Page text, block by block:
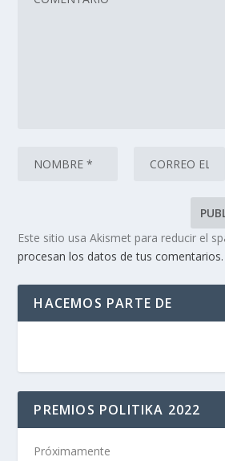
Este sitio usa Akismet para reducir el
procesan los datos de tus comentarios.
HACEMOS PARTE DE
PREMIOS POLITIKA 2022
Próximamente